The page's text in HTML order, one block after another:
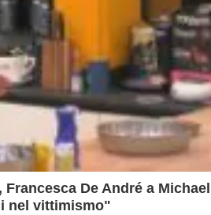
De André a Michael
nel vittimismo"